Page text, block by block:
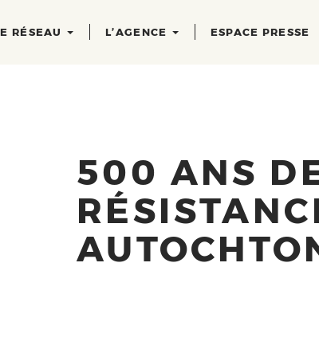
RÉSEAU L’AGENCE ESPACE PRESSE
500 ANS